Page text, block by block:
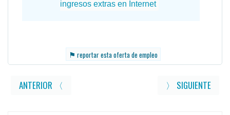
⚑ reportar esta oferta de empleo
ANTERIOR 〈 〉 SIGUIENTE